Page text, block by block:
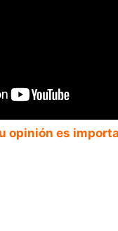
opinión es